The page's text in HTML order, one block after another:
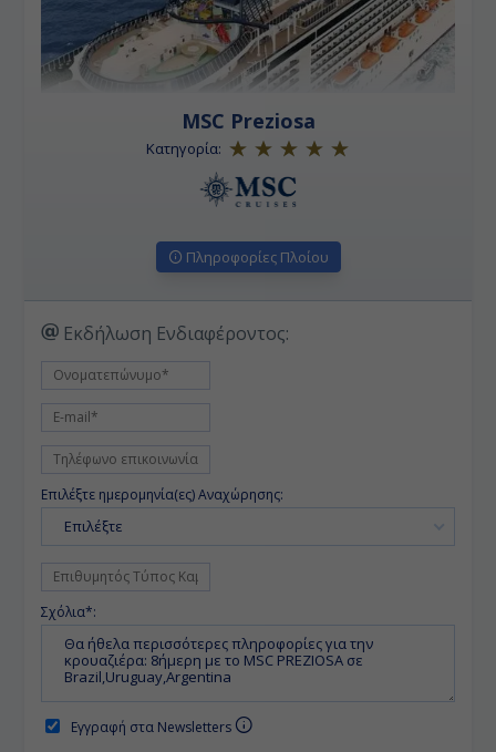
MSC Preziosa
Κατηγορία:
Πληροφορίες Πλοίου
Εκδήλωση Ενδιαφέροντος:
Επιλέξτε ημερομηνία(ες) Αναχώρησης:
Επιλέξτε
Σχόλια*:
Εγγραφή στα Newsletters